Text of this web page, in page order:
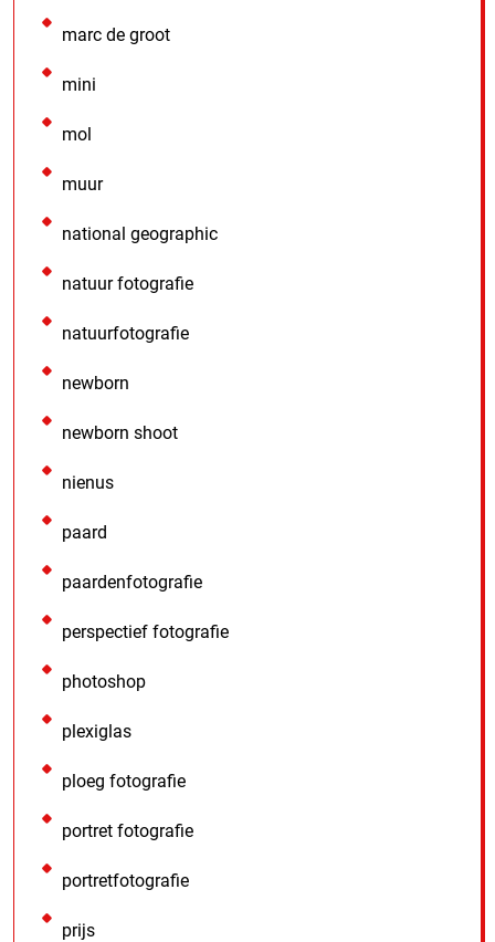
marc de groot
mini
mol
muur
national geographic
natuur fotografie
natuurfotografie
newborn
newborn shoot
nienus
paard
paardenfotografie
perspectief fotografie
photoshop
plexiglas
ploeg fotografie
portret fotografie
portretfotografie
prijs